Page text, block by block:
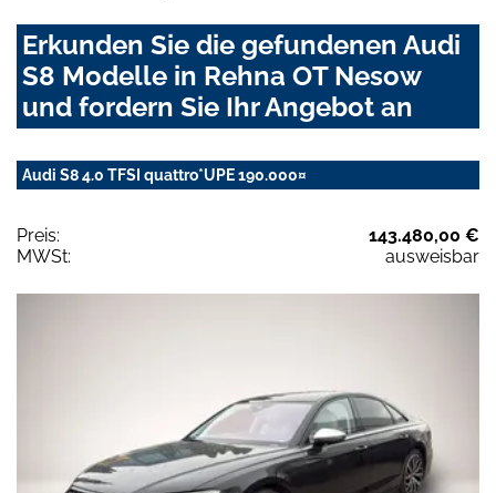
Erkunden Sie die gefundenen Audi
S8 Modelle in Rehna OT Nesow
und fordern Sie Ihr Angebot an
Audi S8 4.0 TFSI quattro*UPE 190.000¤
Preis:
143.480,00 €
MWSt:
ausweisbar